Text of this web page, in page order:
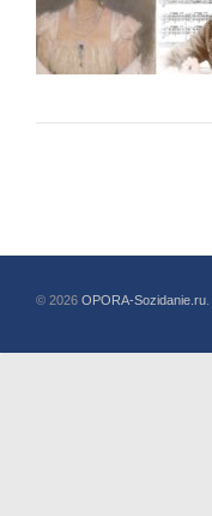
© 2026 OPORA-Sozidanie.ru